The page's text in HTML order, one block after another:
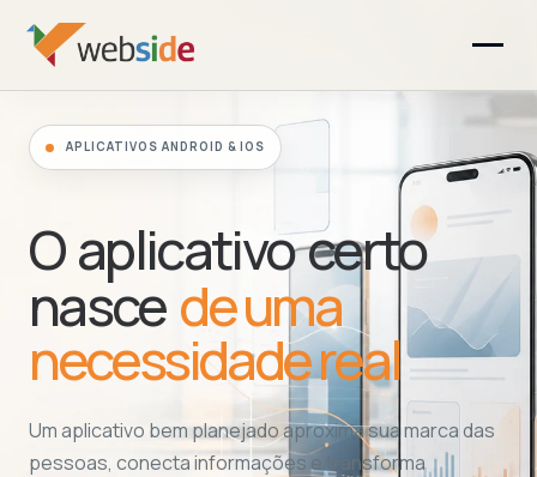
APLICATIVOS ANDROID & IOS
O aplicativo certo
nasce de uma
necessidade real
Um aplicativo bem planejado aproxima sua marca das
pessoas, conecta informações e transforma